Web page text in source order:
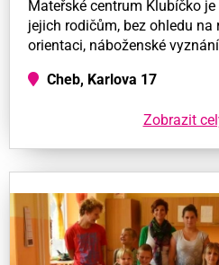
Mateřské centrum Klubíčko
jejich rodičům, bez ohledu na
orientaci, náboženské
Cheb, Karlova 17
Zobrazit